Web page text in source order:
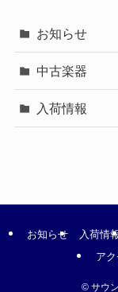
お知らせ
中古楽器
入荷情報
お知らせ 入荷情
ア
©サウ